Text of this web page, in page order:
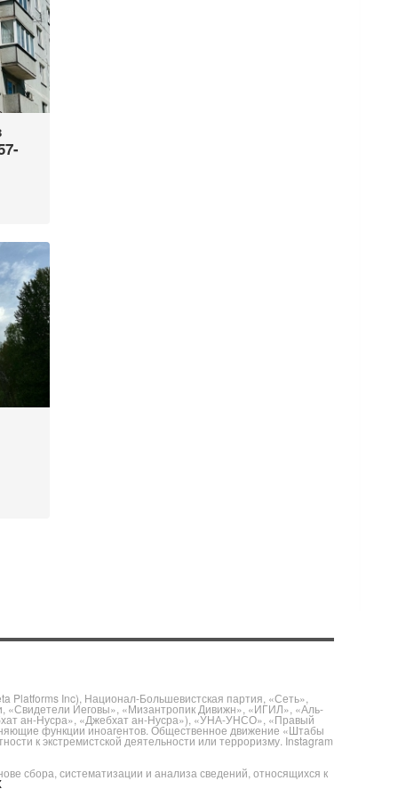
Platforms Inc), Национал-Большевистская партия, «Сеть»,
«Свидетели Иеговы», «Мизантропик Дивижн», «ИГИЛ», «Аль-
ан-Нусра», «Джебхат ан-Нусра»), «УНА-УНСО», «Правый
функции иноагентов. Общественное движение «Штабы
к экстремистской деятельности или терроризму. Instagram
сбора, систематизации и анализа сведений, относящихся к